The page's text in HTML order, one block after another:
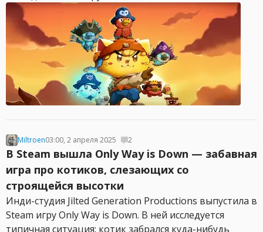
Miltroen03:00, 2 апреля 2025 2
В Steam вышла Only Way is Down — забавная
игра про котиков, слезающих со
строящейся высотки
Инди-студия Jilted Generation Productions выпустила в
Steam игру Only Way is Down. В ней исследуется
типичная ситуация: котик забрался куда-нибудь